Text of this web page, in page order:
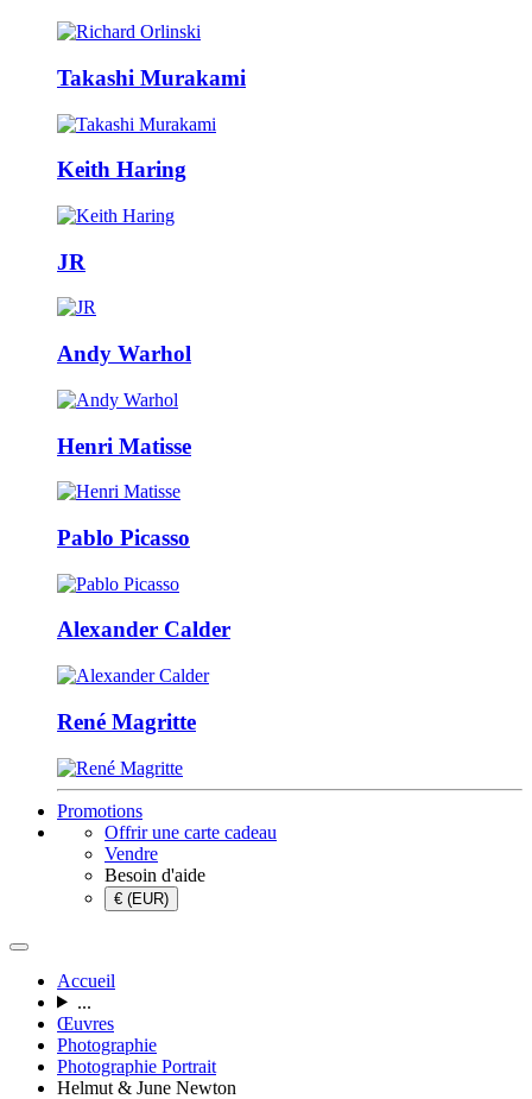
Takashi Murakami
Keith Haring
JR
Andy Warhol
Henri Matisse
Pablo Picasso
Alexander Calder
René Magritte
Promotions
Offrir une carte cadeau
Vendre
Besoin d'aide
€ (EUR)
Accueil
...
Œuvres
Photographie
Photographie Portrait
Helmut & June Newton